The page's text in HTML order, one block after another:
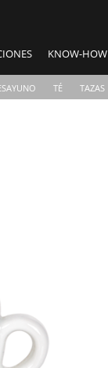
TÉ TAZAS
KNOW-HOW